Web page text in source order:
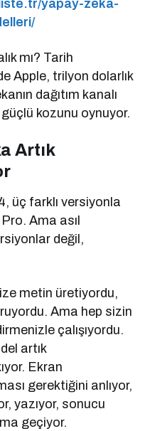
yapay-zeka-
mı? Tarih
Apple, trilyon dolarlık
dağıtım kanalı
kozunu oynuyor.
Artık
üç farklı versiyonla
Ama asıl
değil,
metin üretiyordu,
Ama hep sizin
çalışıyordu.
artık
Ekran
gerektiğini anlıyor,
yazıyor, sonucu
geçiyor.